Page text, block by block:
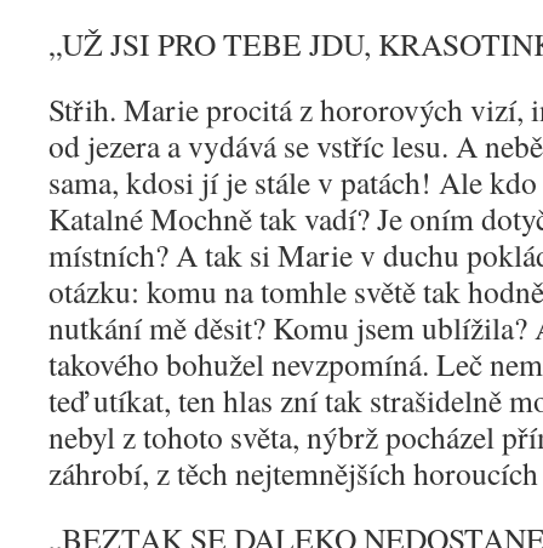
„UŽ JSI PRO TEBE JDU,
Střih. Marie procitá z hororových vizí,
od jezera a vydává se vstříc lesu. A
sama, kdosi jí je stále v patách! Ale
Katalné Mochně tak vadí? Je oním
místních? A tak si Marie v duchu
otázku: komu na tomhle světě tak
nutkání mě děsit? Komu jsem
takového bohužel nevzpomíná. Leč
teď utíkat, ten hlas zní tak strašidelně
nebyl z tohoto světa, nýbrž pocházel
záhrobí, z těch nejtemnějších
„BEZTAK SE DALEKO